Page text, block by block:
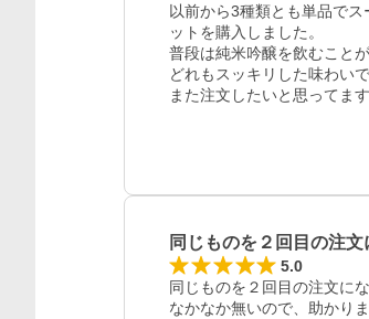
以前から3種類とも単品で
ットを購入しました。
普段は純米吟醸を飲むこと
どれもスッキリした味わい
また注文したいと思ってます
同じものを２回目の注
5.0
同じものを２回目の注文に
なかなか無いので、助かり